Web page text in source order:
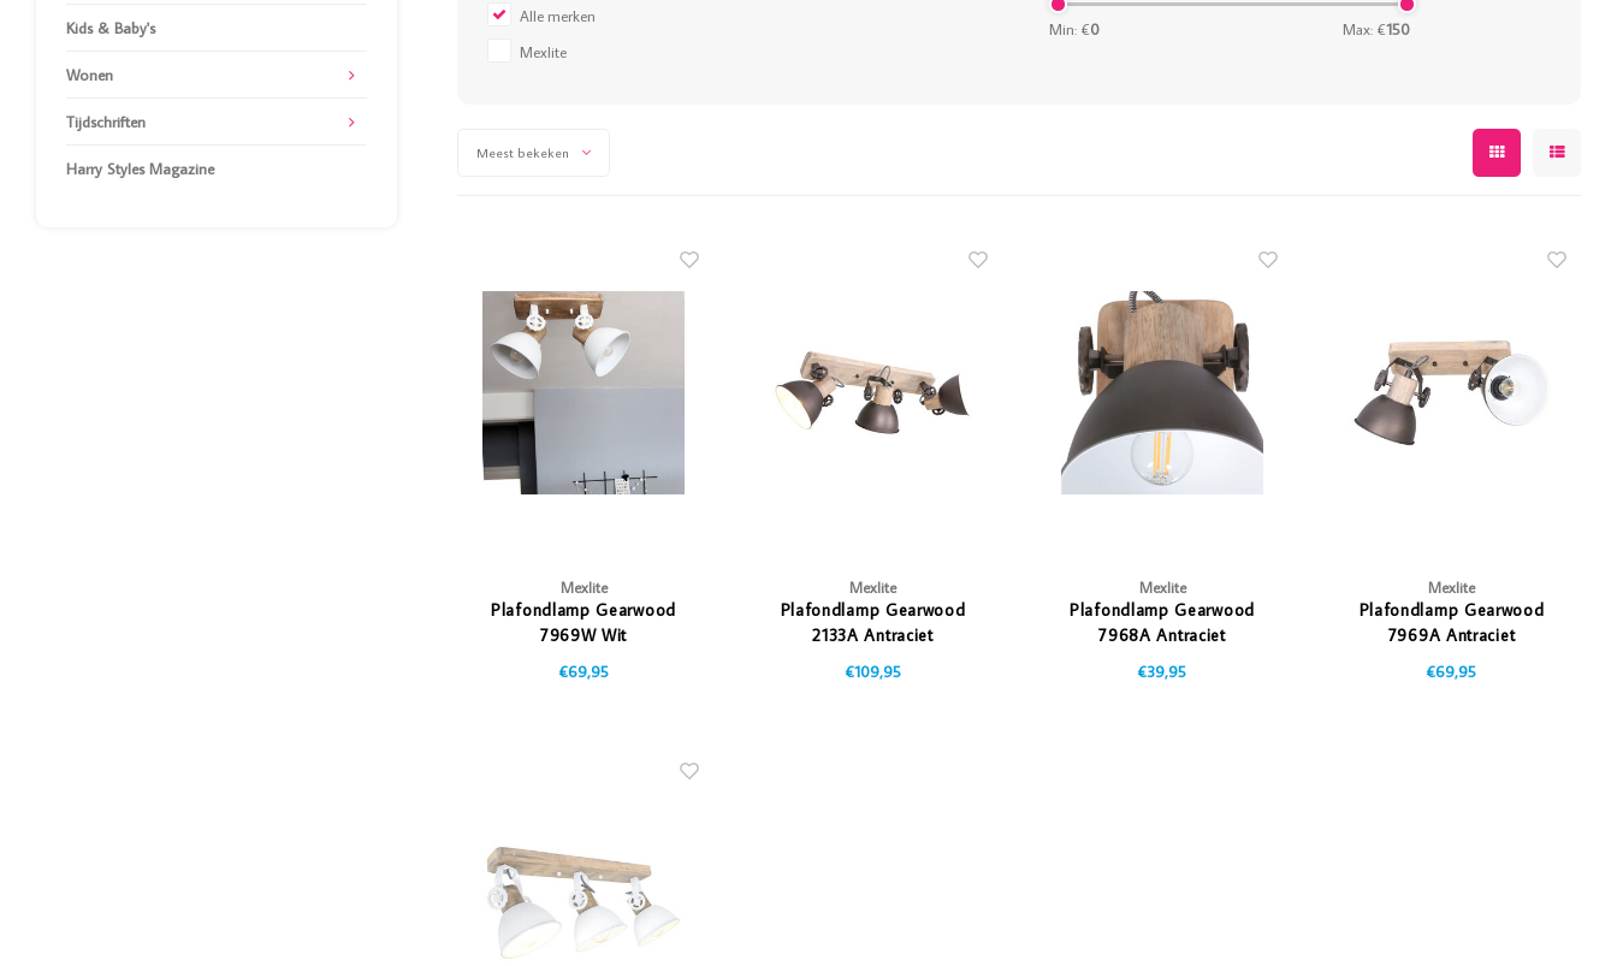
Kids & Baby's
Wonen
Tijdschriften
Harry Styles Magazine
Alle merken
Mexlite
Min: €0 Max: €150
Meest bekeken
Mexlite
Plafondlamp Gearwood
7969W Wit
€69,95
Mexlite
Plafondlamp Gearwood
2133A Antraciet
€109,95
Mexlite
Plafondlamp Gearwood
7968A Antraciet
€39,95
Mexlite
Plafondlamp Gearwood
7969A Antraciet
€69,95